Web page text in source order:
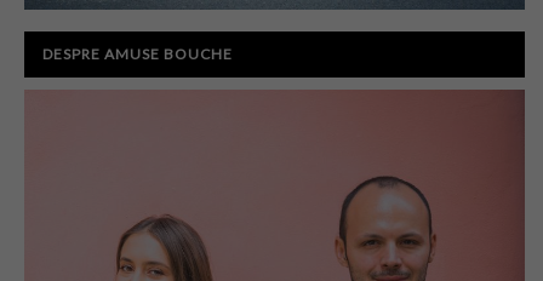
DESPRE AMUSE BOUCHE